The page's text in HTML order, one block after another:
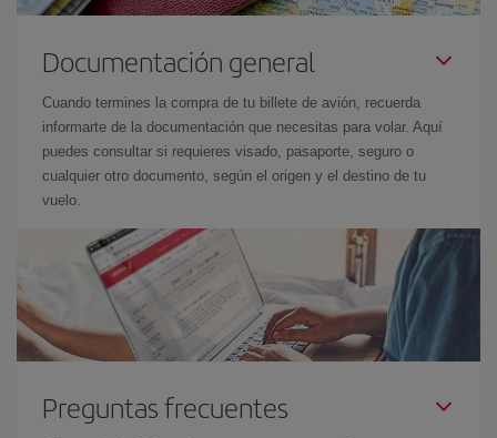
Documentación general
Cuando termines la compra de tu billete de avión, recuerda
informarte de la documentación que necesitas para volar. Aquí
puedes consultar si requieres visado, pasaporte, seguro o
cualquier otro documento, según el origen y el destino de tu
vuelo.
Preguntas frecuentes